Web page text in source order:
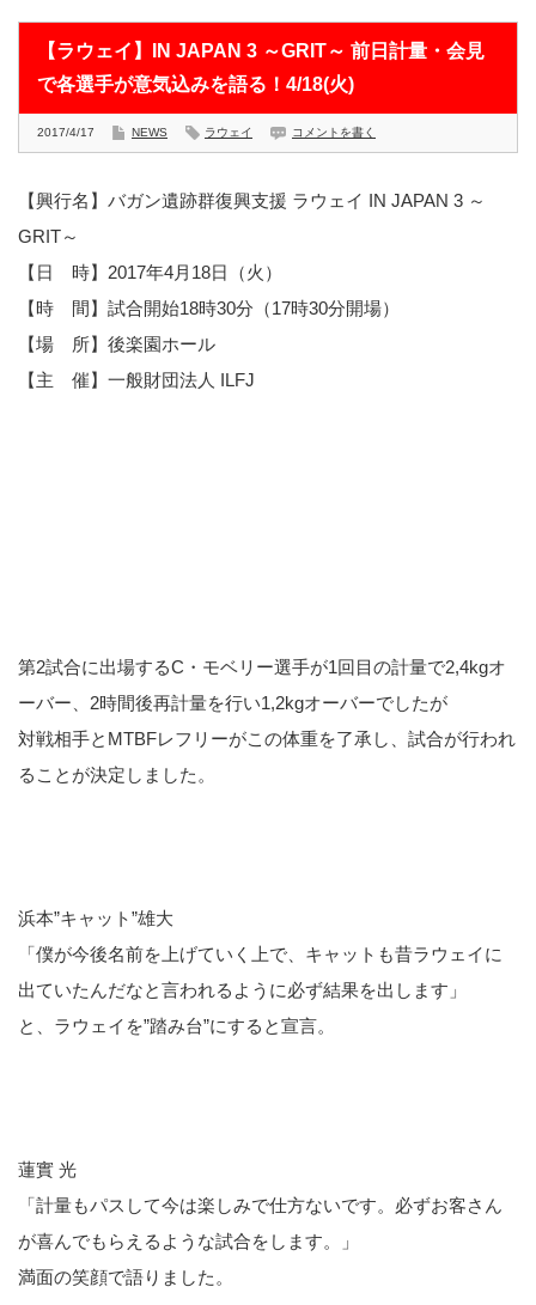
【ラウェイ】IN JAPAN 3 ～GRIT～ 前日計量・会見
で各選手が意気込みを語る！4/18(火)
2017/4/17 NEWS ラウェイ コメントを書く
【興行名】バガン遺跡群復興支援 ラウェイ IN JAPAN 3 ～
GRIT～
【日 時】2017年4月18日（火）
【時 間】試合開始18時30分（17時30分開場）
【場 所】後楽園ホール
【主 催】一般財団法人 ILFJ
第2試合に出場するC・モベリー選手が1回目の計量で2,4kgオ
ーバー、2時間後再計量を行い1,2kgオーバーでしたが
対戦相手とMTBFレフリーがこの体重を了承し、試合が行われ
ることが決定しました。
浜本”キャット”雄大
「僕が今後名前を上げていく上で、キャットも昔ラウェイに
出ていたんだなと言われるように必ず結果を出します」
と、ラウェイを”踏み台”にすると宣言。
蓮實 光
「計量もパスして今は楽しみで仕方ないです。必ずお客さん
が喜んでもらえるような試合をします。」
満面の笑顔で語りました。